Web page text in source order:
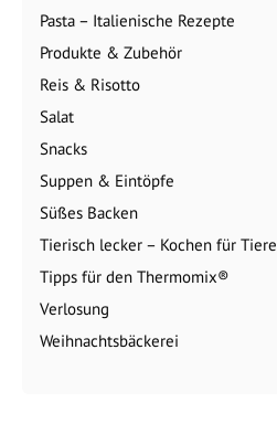
Pasta – Italienische Rezepte
Produkte & Zubehör
Reis & Risotto
Salat
Snacks
Suppen & Eintöpfe
Süßes Backen
Tierisch lecker – Kochen für Tiere
Tipps für den Thermomix®
Verlosung
Weihnachtsbäckerei